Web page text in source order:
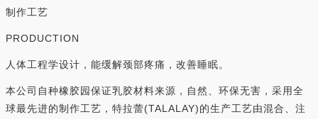
制作工艺
PRODUCTION
人体工程学设计，能缓解颈部疼痛，改善睡眠。
本公司自种橡胶园保证乳胶材料来源，自然、环保无害，采用全
球最先进的制作工艺，特拉蕾(TALALAY)的生产工艺由混合、注